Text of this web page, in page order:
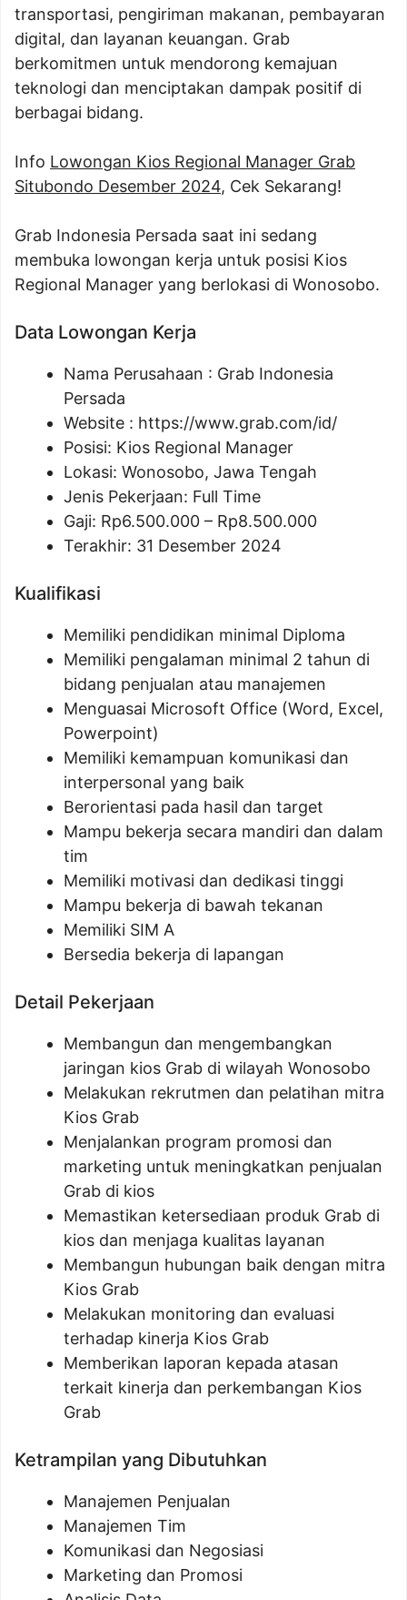
transportasi, pengiriman makanan, pembayaran
digital, dan layanan keuangan. Grab
berkomitmen untuk mendorong kemajuan
teknologi dan menciptakan dampak positif di
berbagai bidang.
Info Lowongan Kios Regional Manager Grab
Situbondo Desember 2024, Cek Sekarang!
Grab Indonesia Persada saat ini sedang
membuka lowongan kerja untuk posisi Kios
Regional Manager yang berlokasi di Wonosobo.
Data Lowongan Kerja
Nama Perusahaan : Grab Indonesia
Persada
Website : https://www.grab.com/id/
Posisi: Kios Regional Manager
Lokasi: Wonosobo, Jawa Tengah
Jenis Pekerjaan: Full Time
Gaji: Rp6.500.000 – Rp8.500.000
Terakhir: 31 Desember 2024
Kualifikasi
Memiliki pendidikan minimal Diploma
Memiliki pengalaman minimal 2 tahun di
bidang penjualan atau manajemen
Menguasai Microsoft Office (Word, Excel,
Powerpoint)
Memiliki kemampuan komunikasi dan
interpersonal yang baik
Berorientasi pada hasil dan target
Mampu bekerja secara mandiri dan dalam
tim
Memiliki motivasi dan dedikasi tinggi
Mampu bekerja di bawah tekanan
Memiliki SIM A
Bersedia bekerja di lapangan
Detail Pekerjaan
Membangun dan mengembangkan
jaringan kios Grab di wilayah Wonosobo
Melakukan rekrutmen dan pelatihan mitra
Kios Grab
Menjalankan program promosi dan
marketing untuk meningkatkan penjualan
Grab di kios
Memastikan ketersediaan produk Grab di
kios dan menjaga kualitas layanan
Membangun hubungan baik dengan mitra
Kios Grab
Melakukan monitoring dan evaluasi
terhadap kinerja Kios Grab
Memberikan laporan kepada atasan
terkait kinerja dan perkembangan Kios
Grab
Ketrampilan yang Dibutuhkan
Manajemen Penjualan
Manajemen Tim
Komunikasi dan Negosiasi
Marketing dan Promosi